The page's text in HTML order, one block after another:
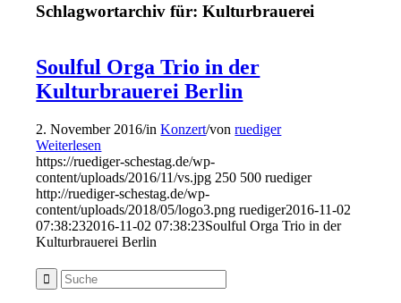
Schlagwortarchiv für:Kulturbrauerei
Soulful Orga Trio in der
Kulturbrauerei Berlin
2. November 2016/inKonzert/vonruediger
Weiterlesen
https://ruediger-schestag.de/wp-
content/uploads/2016/11/vs.jpg 250 500 ruediger
http://ruediger-schestag.de/wp-
content/uploads/2018/05/logo3.png ruediger2016-11-02
07:38:232016-11-02 07:38:23Soulful Orga Trio in der
Kulturbrauerei Berlin